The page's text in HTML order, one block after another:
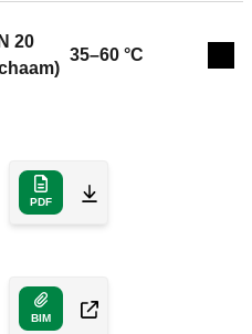
20
35–60 °C
PDF
BIM